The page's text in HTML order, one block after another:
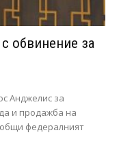
обвинение за
Анджелис за
и продажба на
федералният